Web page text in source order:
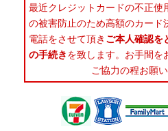
最近クレジットカードの不正使
の被害防止のため高額のカード
電話をさせて頂き ご本人確認を
の手続きを致します。お手間を
ご協力の程お願い